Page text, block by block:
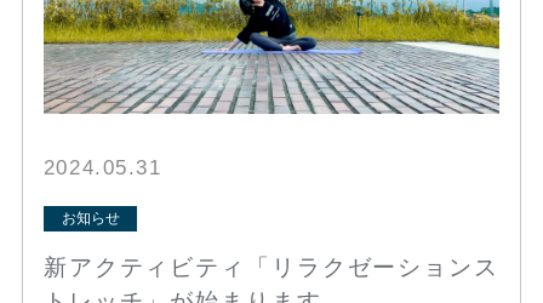
2024.05.31
お知らせ
新アクティビティ「リラクゼーションス